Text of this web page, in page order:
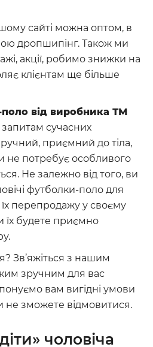
сайті можна оптом, в
дропшипінг. Також ми
акції, робимо знижки на
клієнтам ще більше
поло від виробника ТМ
запитам сучасних
приємний до тіла,
не потребує особливого
Не залежно від того, ви
футболки-поло для
перепродажу у своєму
їх будете приємно
Зв’яжіться з нашим
зручним для вас
вам вигідні умови
не зможете відмовитися.
чоловіча